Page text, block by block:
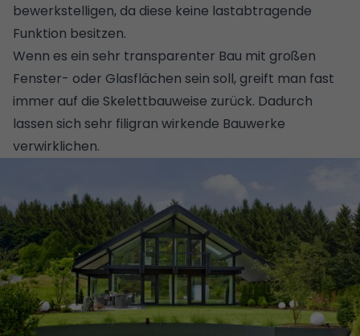
bewerkstelligen, da diese keine lastabtragende
Funktion besitzen.
Wenn es ein sehr transparenter Bau mit großen
Fenster- oder Glasflächen sein soll, greift man fast
immer auf die Skelettbauweise zurück. Dadurch
lassen sich sehr filigran wirkende Bauwerke
verwirklichen.